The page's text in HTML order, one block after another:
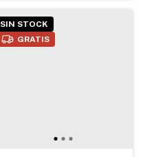
SIN STOCK
GRATIS